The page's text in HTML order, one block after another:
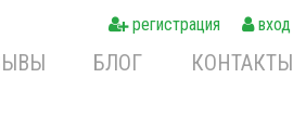
регистрация вход
БЛОГ КОНТАКТЫ